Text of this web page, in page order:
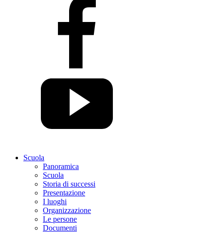
Scuola
Panoramica
Scuola
Storia di successi
Presentazione
I luoghi
Organizzazione
Le persone
Documenti